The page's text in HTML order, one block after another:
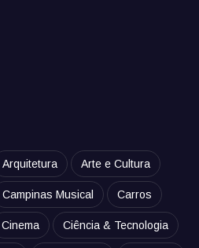
Arquitetura Arte e Cultura
Campinas Musical Carros
Cinema Ciência & Tecnologia